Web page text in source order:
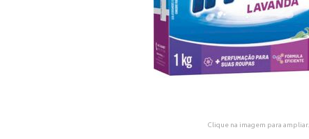
Clique na imagem para ampliar.